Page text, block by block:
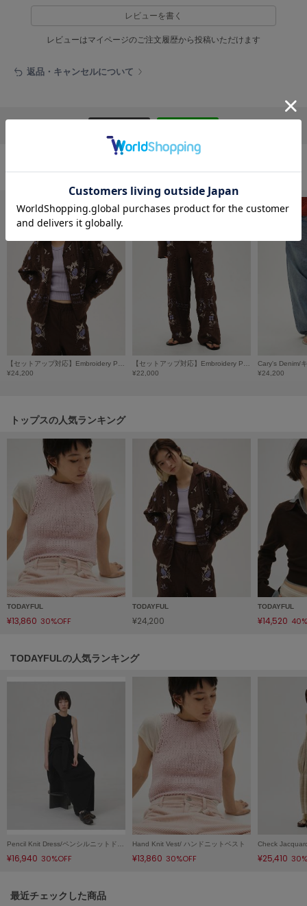
ファーファー
ジェラート ピケ キャットアンドドッグ
gelato pique Sleep
GRAMICCI
グラミチ
Henon.
へノン
HUNTER
ハンター
HOKA ONEONE
ホカ オネオネ
KEEN
キーン
LAATO
le
ル
le coq sportif
ルコックスポルティフ
LeSportsac
レスポートサック
リリーブラウンランジェリー
LITTLE UNION TOKYO
リトルユニオン トウキョウ
made of Organics
メイドオブオーガニクス
MICHU COQUETTE
ミースロエ
miies miim
ミーエスミーム
レビューを書く
レビューはマイページのご注文履歴から投稿いただけます
返品・キャンセルについて
¥24,200
¥22,000
Cary's Denim/
¥24,200
トップスの人気ランキング
TODAYFUL
¥13,860 30%OFF
TODAYFUL
¥24,200
TODAYFUL
¥14,520
TODAYFULの人気ランキング
Pencil Knit Dress/ペンシルニットドレス
¥16,940 30%OFF
Hand Knit Vest/ ハンドニットベスト
¥13,860 30%OFF ¥25,410
関連記事
最近チェックした商品